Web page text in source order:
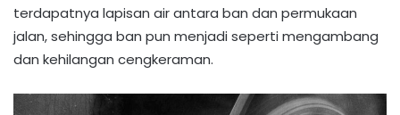
terdapatnya lapisan air antara ban dan permukaan
jalan, sehingga ban pun menjadi seperti mengambang
dan kehilangan cengkeraman.